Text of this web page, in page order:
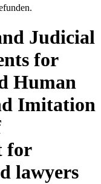
Judicial
for
Human
Imitation
for
lawyers